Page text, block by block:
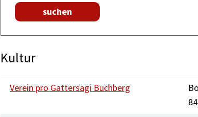
suchen
Kultur
Verein pro Gattersagi Buchberg